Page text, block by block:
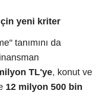
yeni kriter
tanımını da
TL'ye, konut ve
12 milyon 500 bin